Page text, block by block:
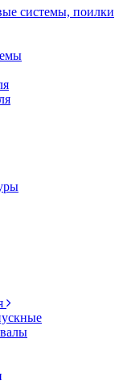
системы, поилки